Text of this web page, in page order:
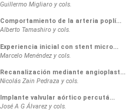
Guillermo Migliaro y cols.
Comportamiento de la arteria poplí...
Alberto Tamashiro y cols.
Experiencia inicial con stent micro...
Marcelo Menéndez y cols.
Recanalización mediante angioplast...
Nicolás Zain Pedraza y cols.
Implante valvular aórtico percutá...
José A G Álvarez y cols.